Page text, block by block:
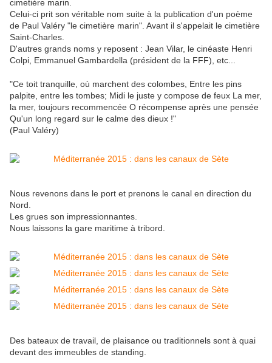
cimetière marin.
Celui-ci prit son véritable nom suite à la publication d'un poème
de Paul Valéry "le cimetière marin". Avant il s'appelait le cimetière
Saint-Charles.
D'autres grands noms y reposent : Jean Vilar, le cinéaste Henri
Colpi, Emmanuel Gambardella (président de la FFF), etc...
"Ce toit tranquille, où marchent des colombes, Entre les pins
palpite, entre les tombes; Midi le juste y compose de feux La mer,
la mer, toujours recommencée O récompense après une pensée
Qu'un long regard sur le calme des dieux !"
(Paul Valéry)
Nous revenons dans le port et prenons le canal en direction du
Nord.
Les grues son impressionnantes.
Nous laissons la gare maritime à tribord.
Des bateaux de travail, de plaisance ou traditionnels sont à quai
devant des immeubles de standing.